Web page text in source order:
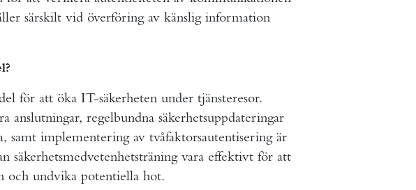
särskilt vid överföring av känslig information
för att öka IT-säkerheten under tjänsteresor.
anslutningar, regelbundna säkerhetsuppdateringar
samt implementering av tvåfaktorsautentisering är
säkerhetsmedvetenhetsträning vara effektivt för att
och undvika potentiella hot.